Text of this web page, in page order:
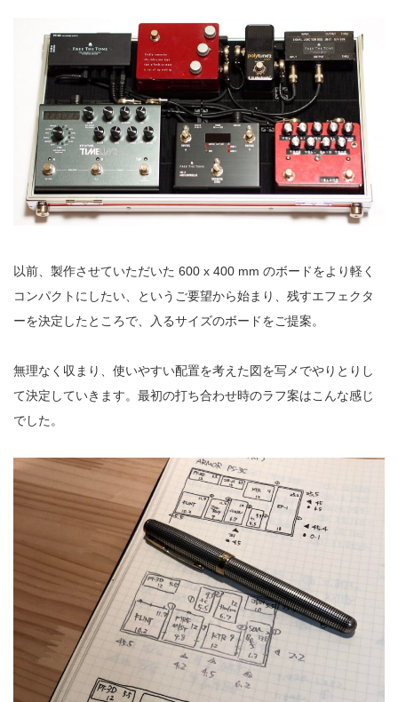
以前、製作させていただいた 600 x 400 mm のボードをより軽く
コンパクトにしたい、というご要望から始まり、残すエフェクタ
ーを決定したところで、入るサイズのボードをご提案。
無理なく収まり、使いやすい配置を考えた図を写メでやりとりし
て決定していきます。最初の打ち合わせ時のラフ案はこんな感じ
でした。